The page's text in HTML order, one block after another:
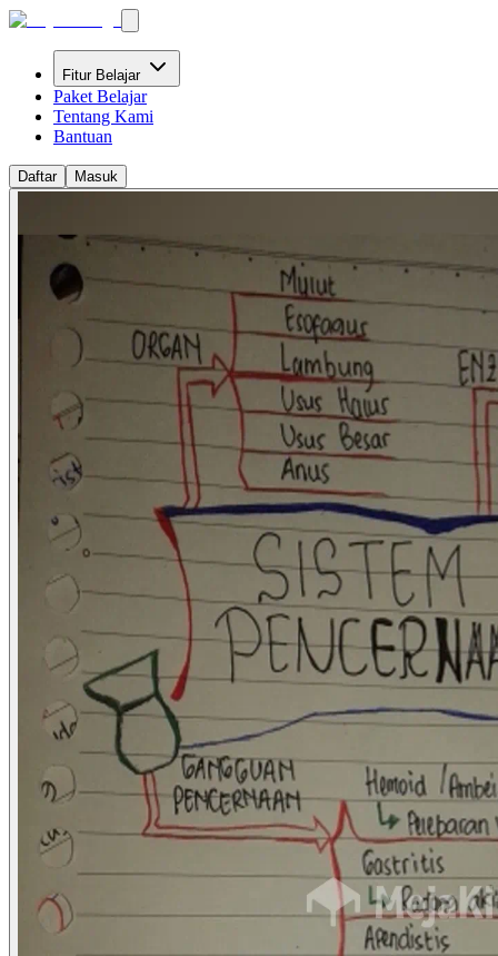
Fitur Belajar
Paket Belajar
Tentang Kami
Bantuan
Daftar Masuk